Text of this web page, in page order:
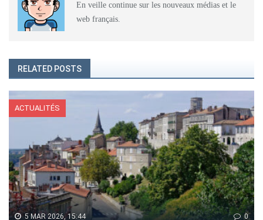
En veille continue sur les nouveaux médias et le
web français.
RELATED POSTS
ACTUALITÉS
5 MAR 2026, 15:44 0